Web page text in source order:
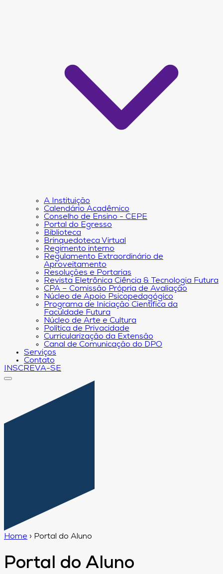
A Instituição
Calendário Acadêmico
Conselho de Ensino - CEPE
Portal do Egresso
Biblioteca
Brinquedoteca Virtual
Regimento interno
Regulamento Extraordinário de
Aproveitamento
Resoluções e Portarias
Revista Eletrônica Ciência & Tecnologia Futura
CPA – Comissão Própria de Avaliação
Núcleo de Apoio Psicopedagógico
Programa de Iniciação Científica da
Faculdade Futura
Núcleo de Arte e Cultura
Política de Privacidade
Curricularização da Extensão
Canal de Comunicação do DPO
Serviços
Contato
INSCREVA-SE
Home › Portal do Aluno
Portal do Aluno